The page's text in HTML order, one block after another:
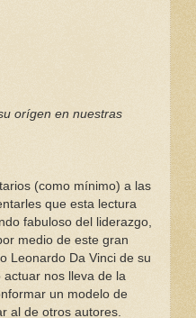
orígen en nuestras
(como mínimo) a las
que esta lectura
fabuloso del liderazgo,
medio de este gran
Leonardo Da Vinci de su
nos lleva de la
un modelo de
al de otros autores.